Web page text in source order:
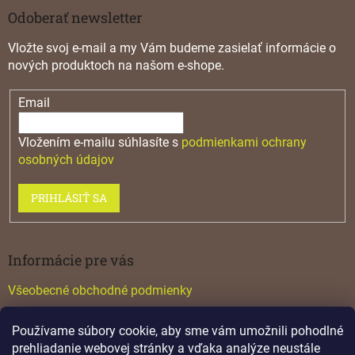
Používame súbory cookie, aby sme vám umožnili pohodlné
prehliadanie webovej stránky a vďaka analýze neustále
Odoberať newsletter
Vložte svoj e-mail a my Vám budeme zasielať informácie o
nových produktoch na našom e-shope.
Email
Vložením e-mailu súhlasíte s podmienkami ochrany
osobných údajov
PRIHLÁSIŤ SA
Informácie pre vás
Všeobecné obchodné podmienky
Katalógy